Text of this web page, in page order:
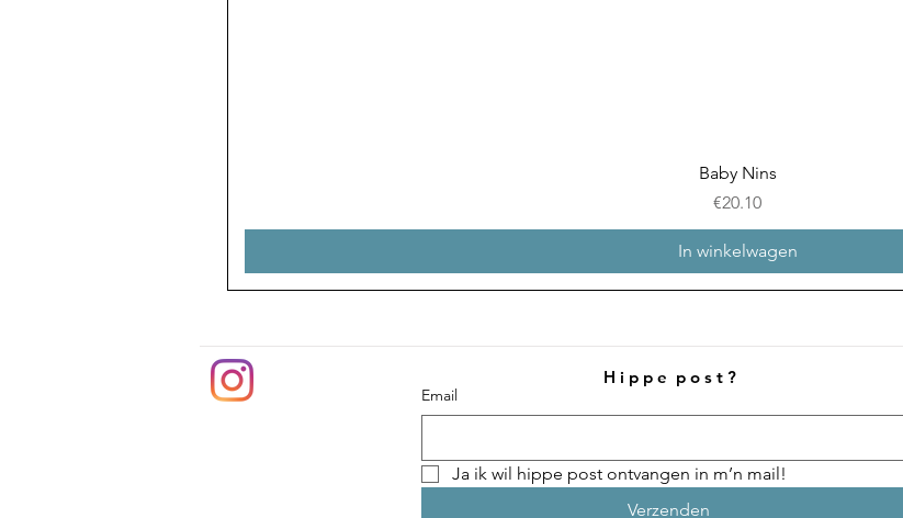
Snel overzicht
Baby Nins
Prijs
€20.10
In winkelwagen
Email
Ja ik wil hippe post ontvangen in m’n mail!
Verzenden
H i p p e p o s t ?